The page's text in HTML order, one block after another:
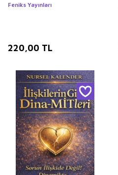
Feniks Yayınları
220,00 TL